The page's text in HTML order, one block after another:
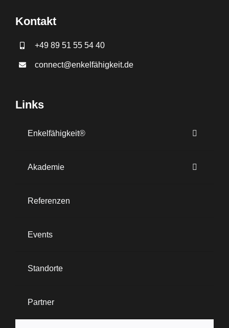
Kontakt
+49 89 51 55 54 40
connect@enkelfähigkeit.de
Links
Enkelfähigkeit®
Akademie
Referenzen
Events
Standorte
Partner